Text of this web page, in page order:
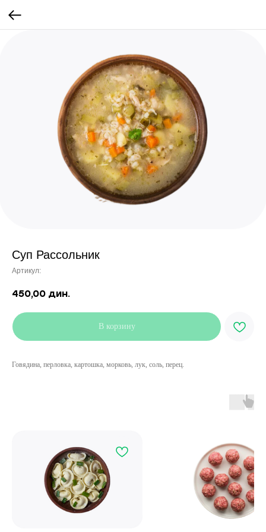
Суп Рассольник
Артикул:
450,00 дин.
В корзину
Говядина, перловка, картошка, морковь, лук, соль, перец.